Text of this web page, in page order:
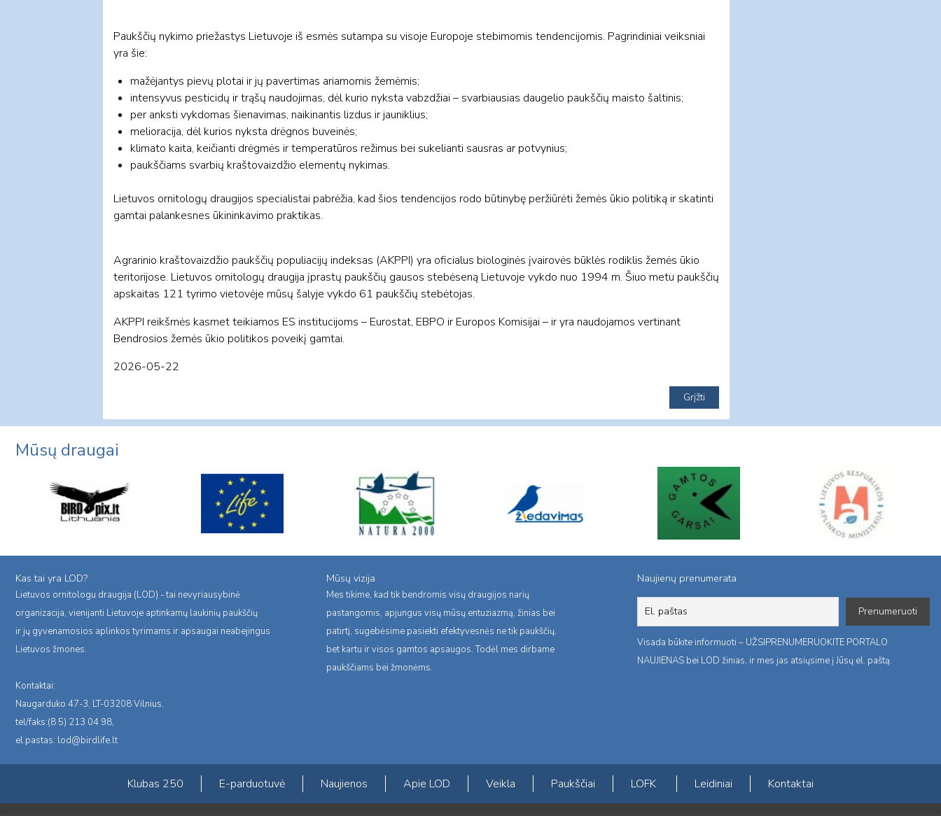
Paukščių nykimo priežastys Lietuvoje iš esmės sutampa su visoje Europoje stebimomis tendencijomis. Pagrindiniai veiksniai
yra šie:
mažėjantys pievų plotai ir jų pavertimas ariamomis žemėmis;
intensyvus pesticidų ir trąšų naudojimas, dėl kurio nyksta vabzdžiai – svarbiausias daugelio paukščių maisto šaltinis;
per anksti vykdomas šienavimas, naikinantis lizdus ir jauniklius;
melioracija, dėl kurios nyksta drėgnos buveinės;
klimato kaita, keičianti drėgmės ir temperatūros režimus bei sukelianti sausras ar potvynius;
paukščiams svarbių kraštovaizdžio elementų nykimas.
Lietuvos ornitologų draugijos specialistai pabrėžia, kad šios tendencijos rodo būtinybę peržiūrėti žemės ūkio politiką ir skatinti
gamtai palankesnes ūkininkavimo praktikas.
Agrarinio kraštovaizdžio paukščių populiacijų indeksas (AKPPI) yra oficialus biologinės įvairovės būklės rodiklis žemės ūkio
teritorijose. Lietuvos ornitologų draugija įprastų paukščių gausos stebėseną Lietuvoje vykdo nuo 1994 m. Šiuo metu paukščių
apskaitas 121 tyrimo vietovėje mūsų šalyje vykdo 61 paukščių stebėtojas.
AKPPI reikšmės kasmet teikiamos ES institucijoms – Eurostat, EBPO ir Europos Komisijai – ir yra naudojamos vertinant
Bendrosios žemės ūkio politikos poveikį gamtai.
2026-05-22
Mūsų draugai
Kas tai yra LOD?
Lietuvos ornitologu draugija (LOD) - tai nevyriausybinė
organizacija, vienijanti Lietuvoje aptinkamų laukinių paukščių
ir jų gyvenamosios aplinkos tyrimams ir apsaugai neabejingus
Lietuvos žmones.
Kontaktai:
Naugarduko 47-3, LT-03208 Vilnius,
tel/faks:(8 5) 213 04 98,
el.pastas: lod@birdlife.lt
Mūsų vizija
Mes tikime, kad tik bendromis visų draugijos narių
pastangomis, apjungus visų mūsų entuziazmą, žinias bei
patirtį, sugebėsime pasiekti efektyvesnės ne tik paukščių,
bet kartu ir visos gamtos apsaugos. Todėl mes dirbame
paukščiams bei žmonėms.
Naujienų prenumerata
Visada būkite informuoti – UŽSIPRENUMERUOKITE PORTALO
NAUJIENAS bei LOD žinias, ir mes jas atsiųsime į Jūsų el. paštą.
Klubas 250 E-parduotuvė Naujienos Apie LOD Veikla Paukščiai LOFK Leidiniai Kontaktai